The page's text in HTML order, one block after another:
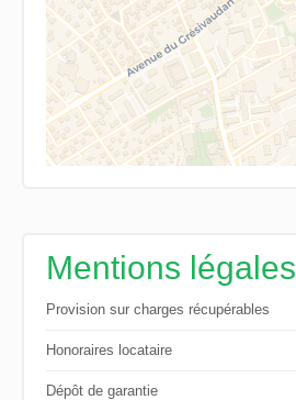
Mentions légales
Provision sur charges récupérables
Honoraires locataire
Dépôt de garantie